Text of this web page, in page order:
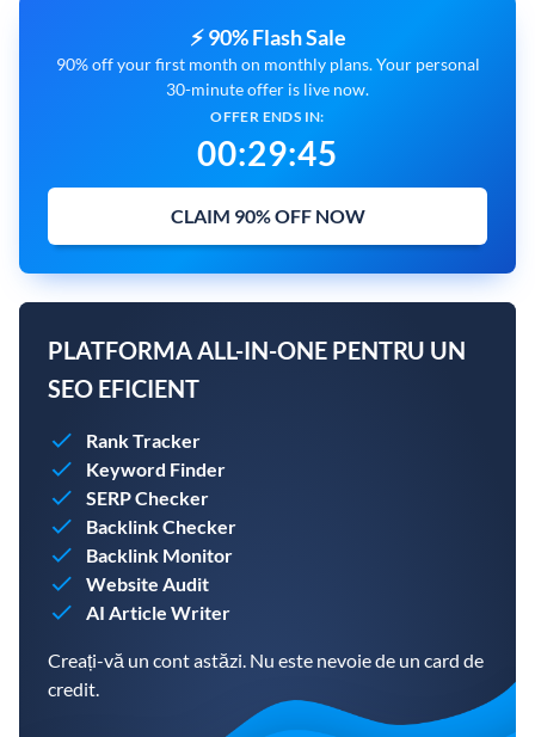
⚡ 90% Flash Sale
90% off your first month on monthly plans. Your personal
30-minute offer is live now.
OFFER ENDS IN:
00:29:44
CLAIM 90% OFF NOW
PLATFORMA ALL-IN-ONE PENTRU UN
SEO EFICIENT
Rank Tracker
Keyword Finder
SERP Checker
Backlink Checker
Backlink Monitor
Website Audit
AI Article Writer
Creați-vă un cont astăzi. Nu este nevoie de un card de
credit.